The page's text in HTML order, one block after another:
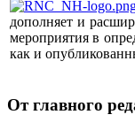
дополняет и
мероприятия в
как и
От главного